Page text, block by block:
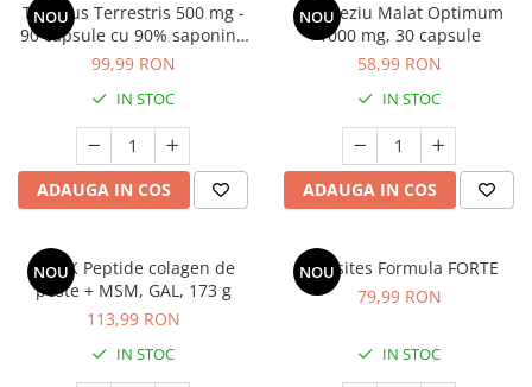
NOU
Tribulus Terrestris 500 mg -
90 capsule cu 90% saponine
pentru vitalitate, libidou și
99,99 RON
IN STOC
ADAUGA IN COS
NOU
Magneziu Malat Optimum
1000 mg, 30 capsule
58,99 RON
IN STOC
ADAUGA IN COS
NOU
TITOK Peptide colagen de
peste + MSM, GAL, 173 g
113,99 RON
IN STOC
NOU
Parasites Formula FORTE
79,99 RON
IN STOC